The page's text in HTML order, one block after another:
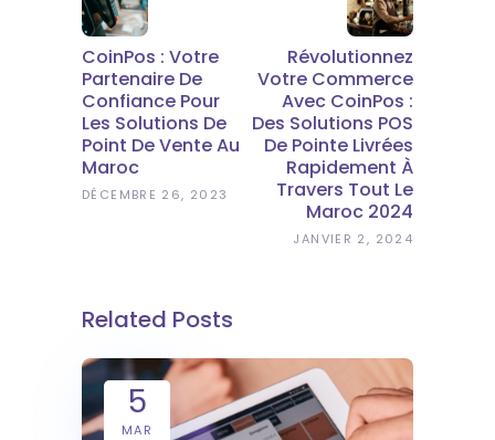
CoinPos : Votre
Partenaire De
Confiance Pour
Les Solutions De
Point De Vente Au
Maroc
DÉCEMBRE 26, 2023
Révolutionnez
Votre Commerce
Avec CoinPos :
Des Solutions POS
De Pointe Livrées
Rapidement À
Travers Tout Le
Maroc 2024
JANVIER 2, 2024
Related Posts
5
MAR